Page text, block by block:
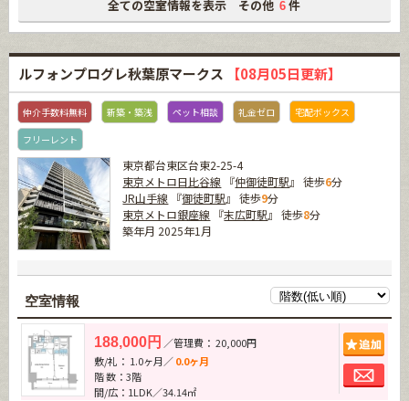
全ての空室情報を表示 その他 6 件
ルフォンプログレ秋葉原マークス 【08月05日更新】
仲介手数料無料 新築・築浅 ペット相談 礼金ゼロ
宅配ボックス
フリーレント
東京都台東区台東2-25-4
東京メトロ日比谷線 『仲御徒町駅』 徒歩6分
JR山手線 『御徒町駅』 徒歩9分
東京メトロ銀座線 『末広町駅』 徒歩8分
築年月 2025年1月
空室情報
188,000円 ／管理費： 20,000円
敷/礼： 1.0ヶ月／0.0ヶ月
階 数：3階
間/広：1LDK／34.14㎡